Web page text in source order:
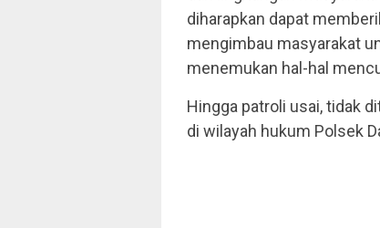
diharapkan dapat
mengimbau masyarakat
menemukan hal-hal
Hingga patroli usai, tidak
di wilayah hukum Polsek